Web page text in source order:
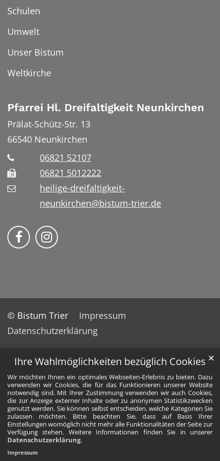
Ihre Wahlmöglichkeiten bezüglich Cookies
Wir möchten Ihnen ein optimales Webseiten-Erlebnis zu bieten. Dazu
verwenden wir Cookies, die für das Funktionieren unserer Website
notwendig sind. Mit Ihrer Zustimmung verwenden wir auch Cookies,
die zur Anzeige externer Inhalte oder zu anonymen Statistikzwecken
genutzt werden. Sie können selbst entscheiden, welche Kategorien Sie
zulassen möchten. Bitte beachten Sie, dass auf Basis Ihrer
Einstellungen womöglich nicht mehr alle Funktionalitäten der Seite zur
Verfügung stehen. Weitere Informationen finden Sie in unserer
Datenschutzerklärung.
✕
Impressum
Schulen
Umwelt
Unser Bistum
Weltkirche
Pfarrei Hl. Dreifaltigkeit Neunkirchen
Prälat-Schütz-Str. 13
66540 Neunkirchen
06821 52107
06821 5012222
heilige-dreifaltigkeit-
neunkirchen@bistum-trier.de
Bistum Trier auf Facebook
Bistum Trier auf Instragram
© Bistum Trier
Impressum
Datenschutzerklärung